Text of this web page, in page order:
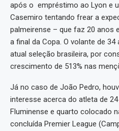
após o empréstimo ao Lyon e
Casemiro tentando frear a
palmeirense – que faz 20 anos
a final da Copa. O volante de
atual seleção brasileira, por
crescimento de 513% nas
Já no caso de João Pedro,
interesse acerca do atleta de
Fluminense e quarto colocado
concluída Premier League